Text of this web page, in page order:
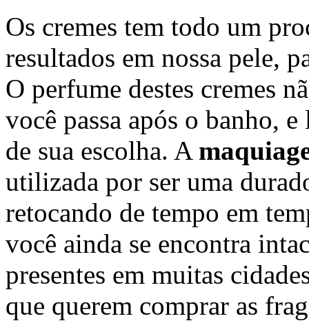
Os cremes tem todo um
resultados em nossa pele,
O perfume destes cremes
você passa após o banho,
de sua escolha. A
utilizada por ser uma
retocando de tempo em
você ainda se encontra
presentes em muitas
que querem comprar as